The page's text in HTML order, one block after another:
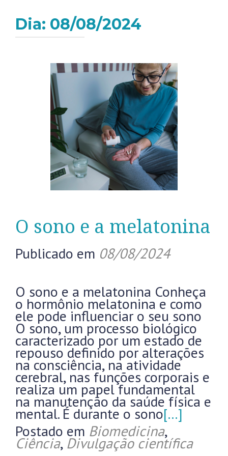
Dia: 08/08/2024
O sono e a melatonina
Publicado em 08/08/2024
O sono e a melatonina Conheça
o hormônio melatonina e como
ele pode influenciar o seu sono
O sono, um processo biológico
caracterizado por um estado de
repouso definido por alterações
na consciência, na atividade
cerebral, nas funções corporais e
realiza um papel fundamental
na manutenção da saúde física e
mental. É durante o sono[…]
Postado em Biomedicina,
Ciência, Divulgação científica